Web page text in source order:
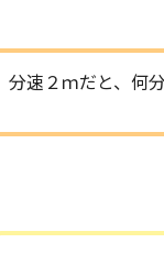
分速２ｍだと、何